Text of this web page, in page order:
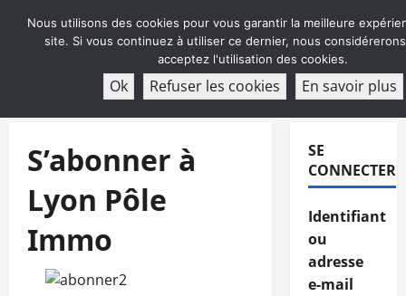
ABONNEMENT
S’abonner à
Lyon Pôle
Immo
SE
CONNECTER
Identifiant
ou
adresse
e-mail
Nous utilisons des cookies pour vous garantir la meilleure
site. Si vous continuez à utiliser ce dernier, nous
acceptez l'utilisation des cookies.
Ok Refuser les cookies En savoir plus